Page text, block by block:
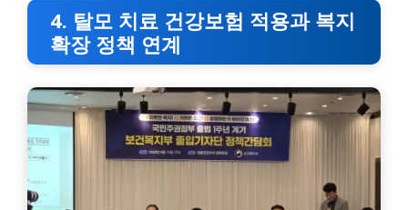
4. 탈모 치료 건강보험 적용과 복지
확장 정책 연계